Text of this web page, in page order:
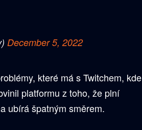
December 5, 2022
které má s Twitchem, kde
platformu z toho, že plní
ubírá špatným směrem.